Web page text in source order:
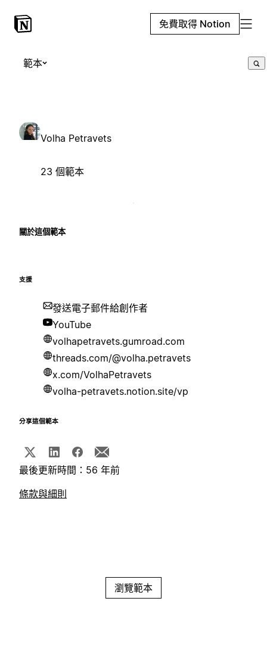
免費取得 Notion
範本
Volha Petravets
23 個範本
關於這個範本
支援
發送電子郵件給創作者
YouTube
volhapetravets.gumroad.com
threads.com/@volha.petravets
x.com/VolhaPetravets
volha-petravets.notion.site/vp
分享這個範本
最後更新時間：56 年前
條款與細則
瀏覽範本